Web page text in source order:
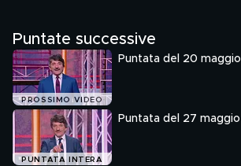
Puntate successive
PROSSIMO VIDEO
Puntata del 20 maggio
PUNTATA INTERA
Puntata del 27 maggio